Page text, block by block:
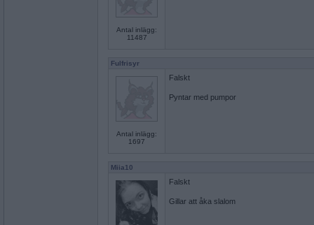
Antal inlägg:
11487
Fulfrisyr
Antal inlägg:
1697
Falskt
Pyntar med pumpor
Miia10
Falskt
Gillar att åka slalom